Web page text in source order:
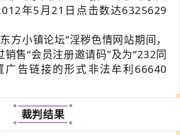
年5月21日点击数达6325629
小镇论坛”淫秽色情网站期间，
售“会员注册邀请码”及为“232同
广告链接的形式非法牟利66640
裁判结果